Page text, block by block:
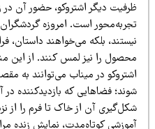
دیگر اشتروکو، حضور آن در
است. امروزه گردشگران
بلکه می‌خواهند داستان،
را نیز لمس کنند. از این منظر،
در میناب می‌توانند به مقصدی
فضاهایی که بازدیدکننده در آن
آن از خاک تا فرم را از نزدیک
کوتاه‌مدت، نمایش زنده مراحل